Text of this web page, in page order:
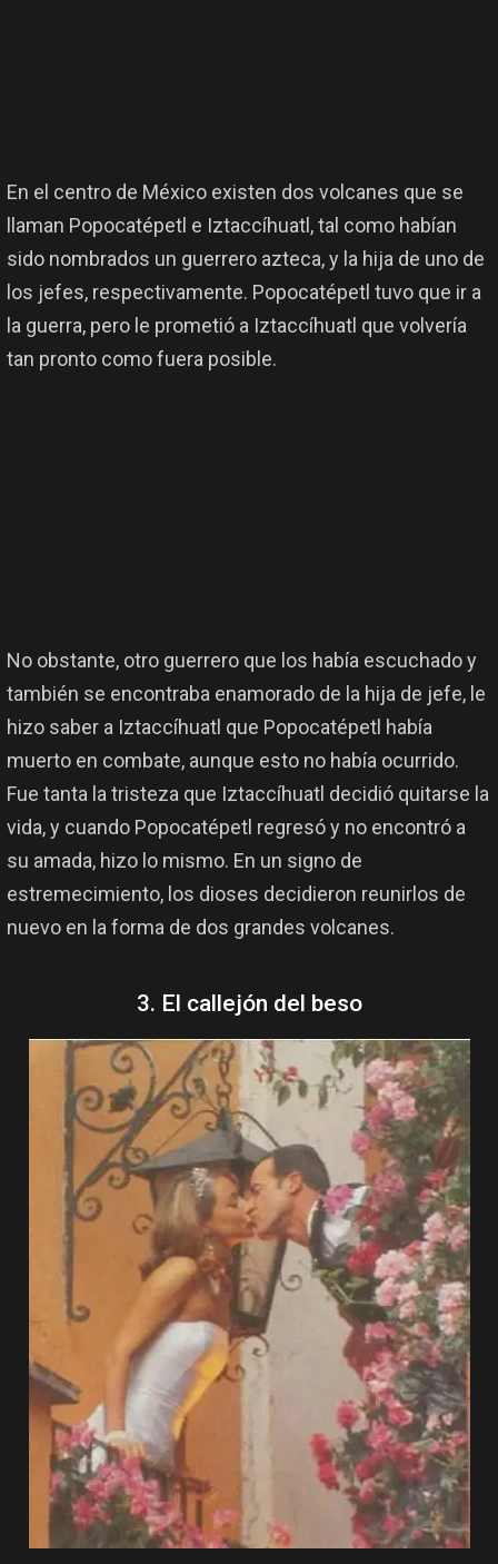
En el centro de México existen dos volcanes que se
llaman Popocatépetl e Iztaccíhuatl, tal como habían
sido nombrados un guerrero azteca, y la hija de uno de
los jefes, respectivamente. Popocatépetl tuvo que ir a
la guerra, pero le prometió a Iztaccíhuatl que volvería
tan pronto como fuera posible.
No obstante, otro guerrero que los había escuchado y
también se encontraba enamorado de la hija de jefe, le
hizo saber a Iztaccíhuatl que Popocatépetl había
muerto en combate, aunque esto no había ocurrido.
Fue tanta la tristeza que Iztaccíhuatl decidió quitarse la
vida, y cuando Popocatépetl regresó y no encontró a
su amada, hizo lo mismo. En un signo de
estremecimiento, los dioses decidieron reunirlos de
nuevo en la forma de dos grandes volcanes.
3. El callejón del beso